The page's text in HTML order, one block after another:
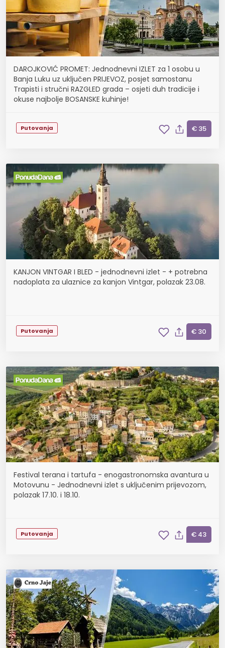
DAROJKOVIĆ PROMET: Jednodnevni IZLET za 1 osobu u
Banja Luku uz uključen PRIJEVOZ, posjet samostanu
Trapisti i stručni RAZGLED grada – osjeti duh tradicije i
okuse najbolje BOSANSKE kuhinje!
Putovanja € 35
KANJON VINTGAR I BLED - jednodnevni izlet - + potrebna
nadoplata za ulaznice za kanjon Vintgar, polazak 23.08.
Putovanja € 30
Festival terana i tartufa - enogastronomska avantura u
Motovunu - Jednodnevni izlet s uključenim prijevozom,
polazak 17.10. i 18.10.
Putovanja € 43